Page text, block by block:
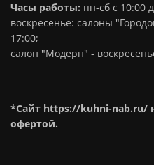
Часы работы: пн-сб с 10:00
воскресенье: салоны
17:00;
салон "Модерн" -
*Сайт https://kuhni-nab.ru/
офертой.